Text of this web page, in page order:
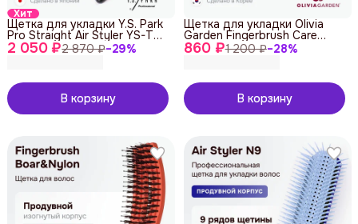
Хит
2 050 ₽2 870 ₽−29%
Щетка для укладки Y.S. Park
Pro Straight Air Styler YS-T09
Carbon
В корзину
860 ₽1 200 ₽−28%
Щетка для укладки Olivia
Garden Fingerbrush Care
Iconic Boar&Nylon Yellow
Sunshine
В корзину